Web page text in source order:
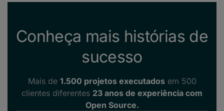
Conheça mais histórias de
sucesso
Mais de 1.500 projetos executadosem 500
clientes diferentes 23 anos de experiência com
Open Source.